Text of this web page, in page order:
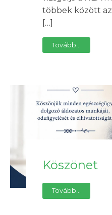
többek között
[…]
Tovább...
Köszönet
Tovább...